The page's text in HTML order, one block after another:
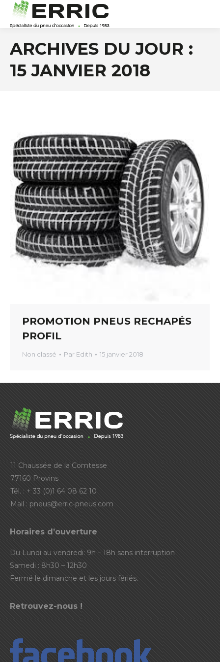
ARCHIVES DU JOUR :
15 JANVIER 2018
PROMOTION PNEUS RECHAPÉS
PROFIL
Non classé Par Edith 15 janvier 2018
11 Chaussée de la Comtesse
77160 Provins
Tél. : + 33 (0)1 64 08 62 10
Mail : pneus@erric-pneus.com
Horaires d’ouverture
Du Lundi au vendredi: 9h – 18h sans interruption
Samedi : 8h30 – 12h30
Fermé le dimanche et les jours fériés.
Retrouvez-nous !